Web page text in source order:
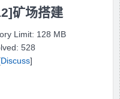
矿场搭建
Limit: 128 MB
528
Discuss]